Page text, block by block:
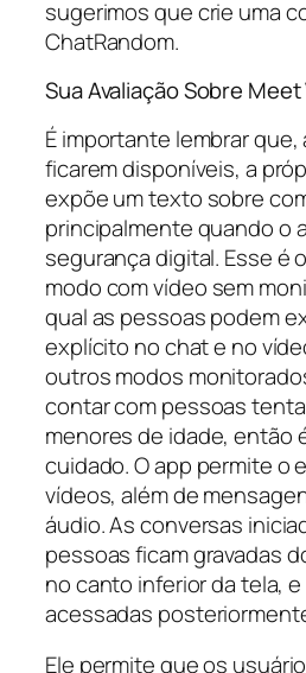
sugerimos que crie uma
ChatRandom.
Sua Avaliação Sobre
É importante lembrar
ficarem disponíveis, a
expõe um texto sobre
principalmente quando o
segurança digital. Esse é
modo com vídeo sem
qual as pessoas podem
explícito no chat e no
outros modos
contar com pessoas
menores de idade, então
cuidado. O app permite o
vídeos, além de
áudio. As conversas
pessoas ficam gravadas
no canto inferior da tela,
acessadas
Ele permite que os